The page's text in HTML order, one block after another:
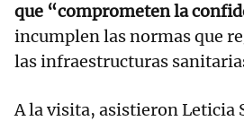
que “comprometen la
incumplen las normas que
las infraestructuras
A la visita, asistieron Leticia